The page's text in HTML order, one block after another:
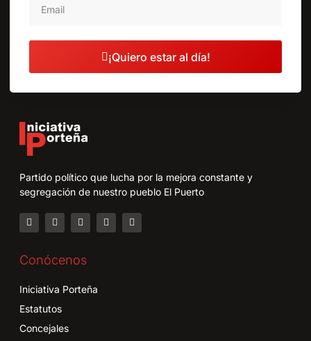
¡Quiero estar al día!
Partido político que lucha por la mejora constante y
segregación de nuestro pueblo El Puerto
Conócenos
Iniciativa Porteña
Estatutos
Concejales